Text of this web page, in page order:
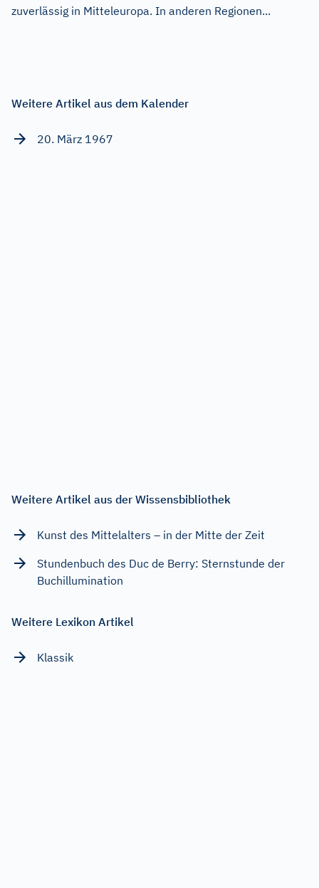
zuverlässig in Mitteleuropa. In anderen Regionen...
Weitere Artikel aus dem Kalender
20. März 1967
Weitere Artikel aus der Wissensbibliothek
Kunst des Mittelalters – in der Mitte der Zeit
Stundenbuch des Duc de Berry: Sternstunde der
Buchillumination
Weitere Lexikon Artikel
Klassik